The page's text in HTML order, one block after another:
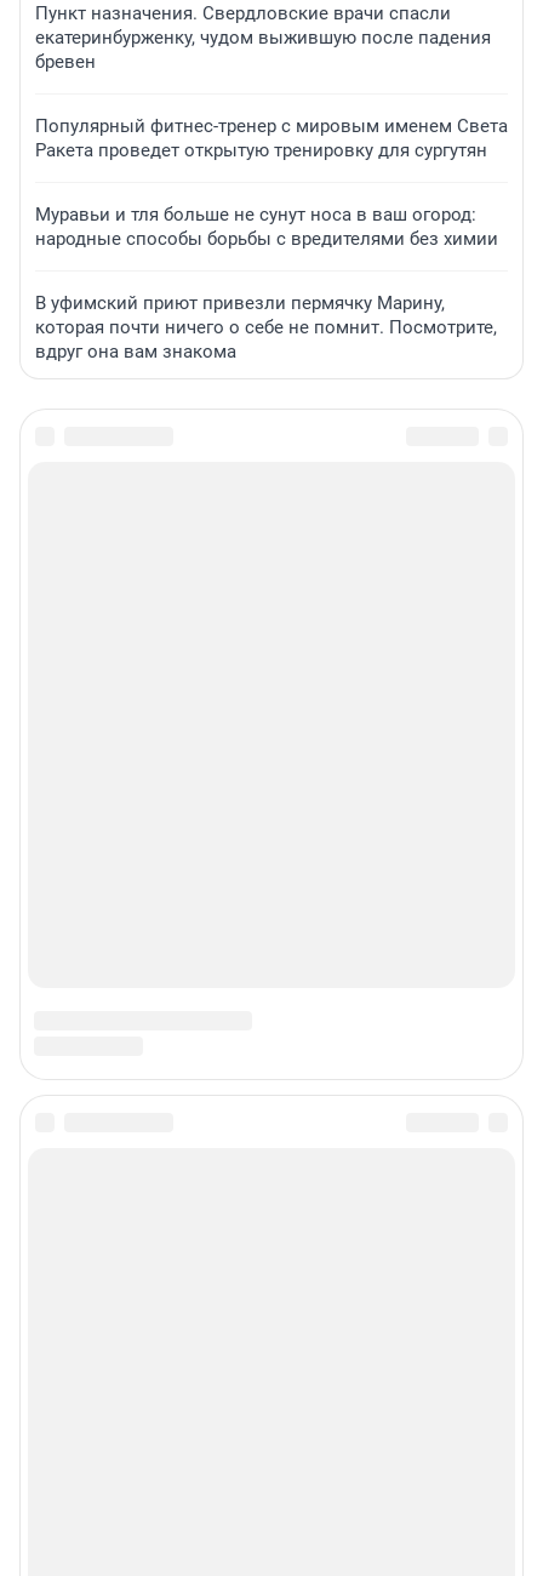
Пункт назначения. Свердловские врачи спасли
екатеринбурженку, чудом выжившую после падения
бревен
Популярный фитнес-тренер с мировым именем Света
Ракета проведет открытую тренировку для сургутян
Муравьи и тля больше не сунут носа в ваш огород:
народные способы борьбы с вредителями без химии
В уфимский приют привезли пермячку Марину,
которая почти ничего о себе не помнит. Посмотрите,
вдруг она вам знакома